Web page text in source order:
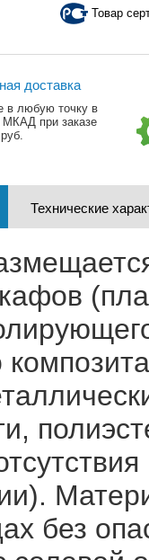
Товар
доставка
в любую точку в
МКАД при заказе
Технические
без